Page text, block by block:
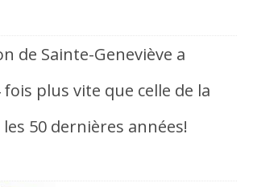
de Sainte-Geneviève a
plus vite que celle de la
50 dernières années!